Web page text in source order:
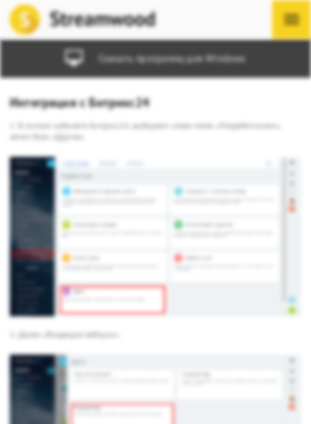
Скачать программу для Windows
Интеграция с Битрикс24
1. В личном кабинете Битрикс24, выбираем слева меню «Разработчикам»,
затем блок «Другое»
2. Далее «Входящие вебхуки»